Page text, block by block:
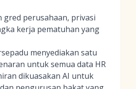
gred perusahaan, privasi
kerja pematuhan yang
menyediakan satu
untuk semua data HR
dikuasakan AI untuk